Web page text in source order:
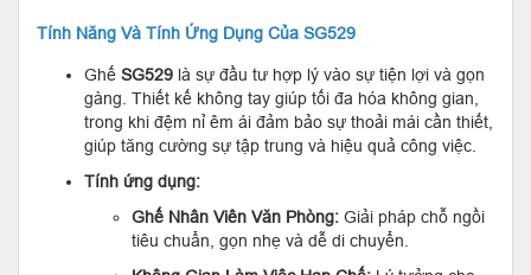
Tính Năng Và Tính Ứng Dụng Của SG529
Ghế SG529 là sự đầu tư hợp lý vào sự tiện lợi và gọn
gàng. Thiết kế không tay giúp tối đa hóa không gian,
trong khi đệm nỉ êm ái đảm bảo sự thoải mái cần thiết,
giúp tăng cường sự tập trung và hiệu quả công việc.
Tính ứng dụng:
Ghế Nhân Viên Văn Phòng: Giải pháp chỗ ngồi
tiêu chuẩn, gọn nhẹ và dễ di chuyển.